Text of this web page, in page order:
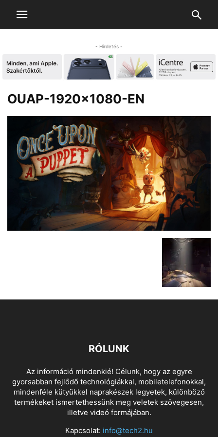
- Hirdetés -
OUAP-1920×1080-EN
RÓLUNK
Az információ mindenkié! Célunk, hogy az egyre
gyorsabban fejlődő technológiákkal, mobiletelefonokkal,
mindenféle kütyükkel naprakészek legyetek, különböző
termékeket ismertethessünk meg veletek szövegesen,
illetve videó formájában.
Kapcsolat: info@tech2.hu